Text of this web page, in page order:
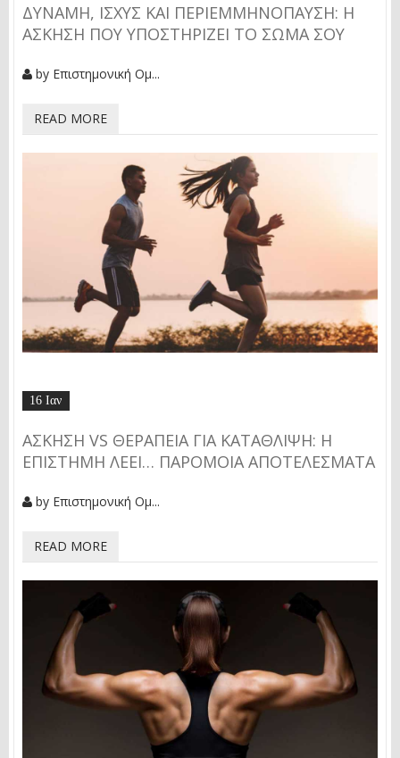
ΔΎΝΑΜΗ, ΙΣΧΎΣ ΚΑΙ ΠΕΡΙΕΜΜΗΝΌΠΑΥΣΗ: Η
ΆΣΚΗΣΗ ΠΟΥ ΥΠΟΣΤΗΡΊΖΕΙ ΤΟ ΣΏΜΑ ΣΟΥ
by Επιστημονική Ομ...
READ MORE
16 Ιαν
ΆΣΚΗΣΗ VS ΘΕΡΑΠΕΊΑ ΓΙΑ ΚΑΤΆΘΛΙΨΗ: Η
ΕΠΙΣΤΉΜΗ ΛΈΕΙ… ΠΑΡΌΜΟΙΑ ΑΠΟΤΕΛΈΣΜΑΤΑ
by Επιστημονική Ομ...
READ MORE